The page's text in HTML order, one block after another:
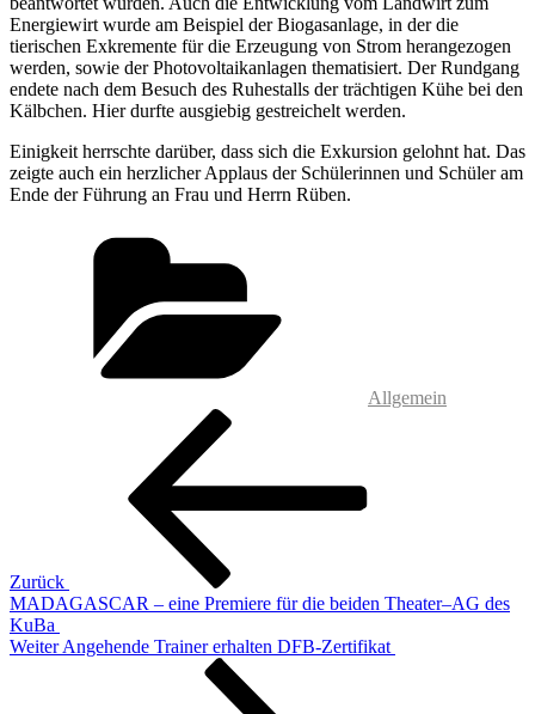
Energiewirt wurde am Beispiel der Biogasanlage, in der die
tierischen Exkremente für die Erzeugung von Strom herangezogen
werden, sowie der Photovoltaikanlagen thematisiert. Der Rundgang
endete nach dem Besuch des Ruhestalls der trächtigen Kühe bei den
Kälbchen. Hier durfte ausgiebig gestreichelt werden.
Einigkeit herrschte darüber, dass sich die Exkursion gelohnt hat. Das
zeigte auch ein herzlicher Applaus der Schülerinnen und Schüler am
Ende der Führung an Frau und Herrn Rüben.
Allgemein
Beitragsnavigation
Zurück
MADAGASCAR – eine Premiere für die beiden Theater–AG des
KuBa
Nächster
Weiter Angehende Trainer erhalten DFB-Zertifikat